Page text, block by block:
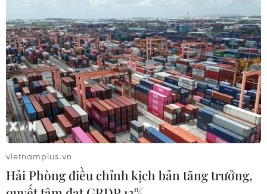
vietnamplus.vn
Hải Phòng điều chỉnh kịch bản tăng trưởng,